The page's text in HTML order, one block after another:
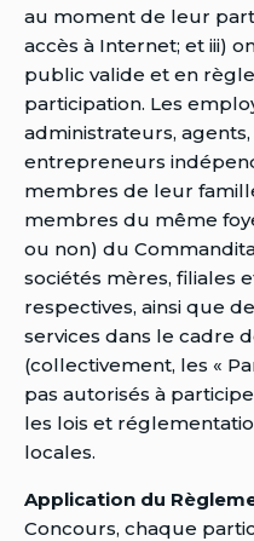
au moment de leur
accès à Internet; et iii)
public valide et en
participation. Les
administrateurs,
entrepreneurs
membres de leur
membres du même
ou non) du
sociétés mères, filiales
respectives, ainsi que
services dans le cadre
(collectivement, les «
pas autorisés à
les lois et
locales.
Application du
Concours, chaque